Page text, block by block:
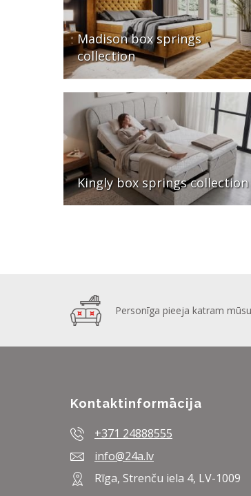
Madison box springs
collection
Kingly box springs collection
Personīga pieeja katram
Kontaktinformācija
+371 24888555
info@24a.lv
Rīga, Strenču iela 4, LV-1009